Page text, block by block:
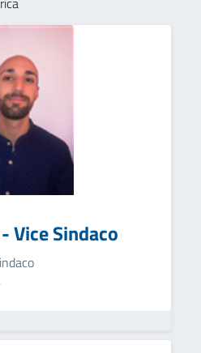
Vice Sindaco